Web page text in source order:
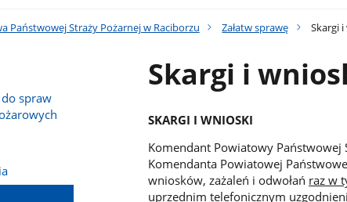
Państwowej Straży Pożarnej w Raciborzu Załatw sprawę Skargi
spraw
Skargi i
SKARGI I WNIOSKI
Komendant Powiatowy Państwowej
Komendanta Powiatowej
wniosków, zażaleń i odwołań raz w
uprzednim telefonicznym